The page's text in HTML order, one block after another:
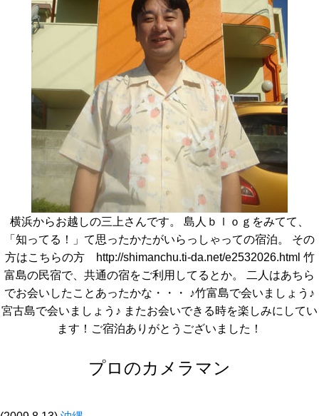
横浜からお越しの三上さんです。 島人ｂｌｏｇをみてて、
「知ってる！」て思ったかたがいらっしゃっての宿泊。 その
方はこちらの方 http://shimanchu.ti-da.net/e2532026.html 竹
富島の民宿で、共通の宿をご利用してるとか。 二人はあちら
でお会いしたことあったかな・・・ ♪竹富島で会いましょう♪
宮古島で会いましょう♪ またお会いできる時を楽しみにしてい
ます！ご宿泊ありがとうございました！
プロのカメラマン